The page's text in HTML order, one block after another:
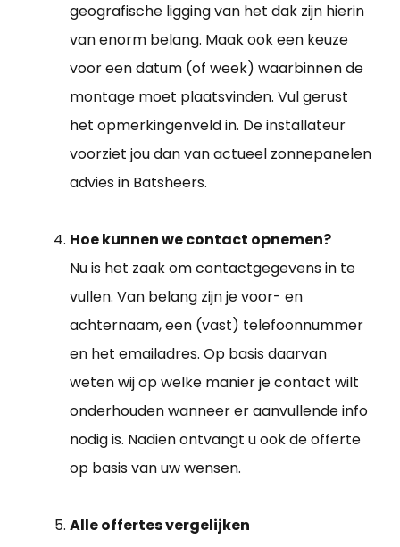
geografische ligging van het dak zijn hierin
van enorm belang. Maak ook een keuze
voor een datum (of week) waarbinnen de
montage moet plaatsvinden. Vul gerust
het opmerkingenveld in. De installateur
voorziet jou dan van actueel zonnepanelen
advies in Batsheers.
Hoe kunnen we contact opnemen?
Nu is het zaak om contactgegevens in te
vullen. Van belang zijn je voor- en
achternaam, een (vast) telefoonnummer
en het emailadres. Op basis daarvan
weten wij op welke manier je contact wilt
onderhouden wanneer er aanvullende info
nodig is. Nadien ontvangt u ook de offerte
op basis van uw wensen.
Alle offertes vergelijken